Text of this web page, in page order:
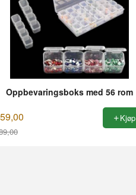
Oppbevaringsboks med 56 rom
Kjøp